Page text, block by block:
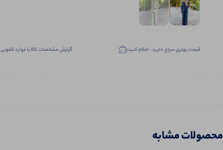
قیمت بهتری سراغ دارید ، اعلام کنید گزارش مشخصات کالا یا موارد قانونی
محصولات مشابه